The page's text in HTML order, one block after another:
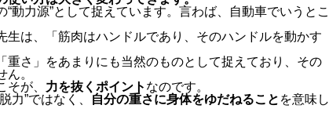
動力源”として捉えています。言わば、自動車でいうとこ
は、「筋肉はハンドルであり、そのハンドルを動かす
重さ」をあまりにも当然のものとして捉えており、その
。
が、 力を抜くポイント なのです。
力”ではなく、
自分の重さに身体をゆだねること を意味し